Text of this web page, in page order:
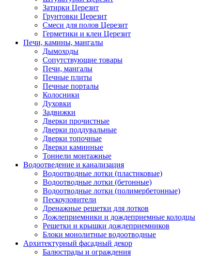
Затирки Церезит
Грунтовки Церезит
Смеси для полов Церезит
Герметики и клеи Церезит
Печи, камины, мангалы
Дымоходы
Сопутствующие товары
Печи, мангалы
Печные плиты
Печные порталы
Колосники
Духовки
Задвижки
Дверки прочистные
Дверки поддувальные
Дверки топочные
Дверки каминные
Тоннели монтажные
Водоотведение и канализация
Водоотводные лотки (пластиковые)
Водоотводные лотки (бетонные)
Водоотводные лотки (полимербетонные)
Пескоуловители
Дренажные решетки для лотков
Дожлеприемники и дождеприемные колодцы
Решетки и крышки дождеприемников
Блоки монолитные водоотводные
Архитектурный фасадный декор
Балюстрады и ограждения